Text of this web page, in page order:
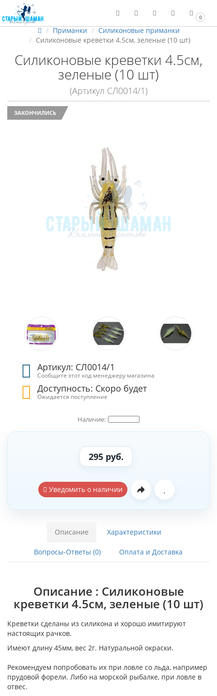
0
Приманки
Силиконовые приманки
Силиконовые креветки 4.5см, зеленые (10 шт)
Силиконовые креветки 4.5см,
зеленые (10 шт)
(Артикул СЛ0014/1)
ЗАКОНЧИЛИСЬ
Артикул: СЛ0014/1
Сообщите этот код менеджеру магазина
Доступность: Скоро будет
Ожидается поступление
295 руб.
Уведомить о наличии
Описание Характеристики
Вопросы-Ответы (0) Оплата и Доставка
Описание : Силиконовые
креветки 4.5см, зеленые (10 шт)
Креветки сделаны из силикона и хорошо имитируют
настоящих рачков.
Имеют длину 45мм, вес 2г. Натуральной окраски.
Рекомендуем попробовать их при ловле со льда, например
прудовой форели. Либо на морской рыбалке, при ловле в
отвес.